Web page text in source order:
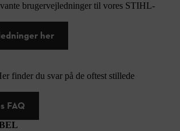
brugervejledninger til vores STIHL-
her
finder du svar på de oftest stillede
FAQ